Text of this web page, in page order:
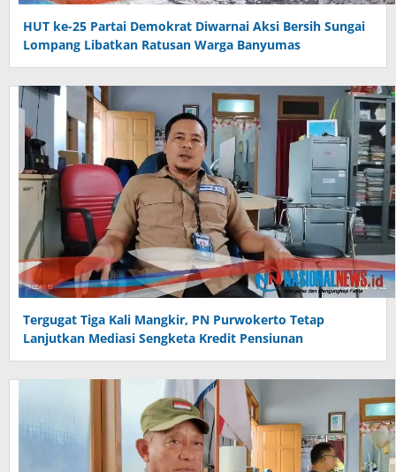
HUT ke-25 Partai Demokrat Diwarnai Aksi Bersih Sungai
Lompang Libatkan Ratusan Warga Banyumas
Tergugat Tiga Kali Mangkir, PN Purwokerto Tetap
Lanjutkan Mediasi Sengketa Kredit Pensiunan